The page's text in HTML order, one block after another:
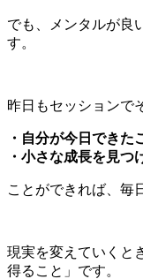
でも、メンタルが良
す。
昨日もセッションで
・自分が今日できた
・小さな成長を見つ
ことができれば、毎
現実を変えていくと
得ること」です。